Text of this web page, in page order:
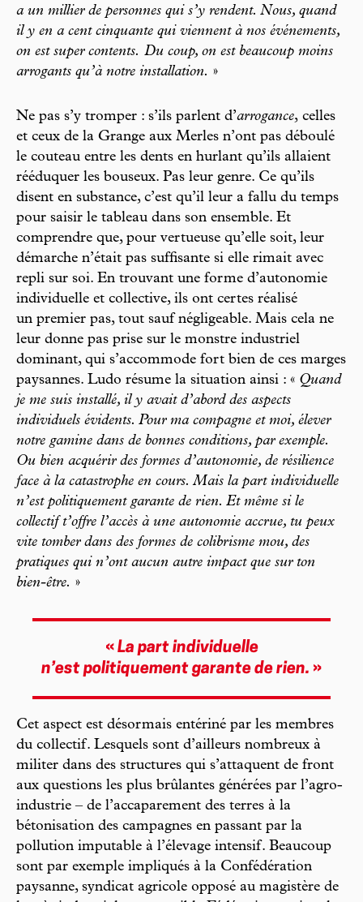
a un millier de personnes qui s’y rendent. Nous, quand
il y en a cent cinquante qui viennent à nos événements,
on est super contents. Du coup, on est beaucoup moins
arrogants qu’à notre installation. »
Ne pas s’y tromper : s’ils parlent d’arrogance, celles
et ceux de la Grange aux Merles n’ont pas déboulé
le couteau entre les dents en hurlant qu’ils allaient
rééduquer les bouseux. Pas leur genre. Ce qu’ils
disent en substance, c’est qu’il leur a fallu du temps
pour saisir le tableau dans son ensemble. Et
comprendre que, pour vertueuse qu’elle soit, leur
démarche n’était pas suffisante si elle rimait avec
repli sur soi. En trouvant une forme d’autonomie
individuelle et collective, ils ont certes réalisé
un premier pas, tout sauf négligeable. Mais cela ne
leur donne pas prise sur le monstre industriel
dominant, qui s’accommode fort bien de ces marges
paysannes. Ludo résume la situation ainsi : « Quand
je me suis installé, il y avait d’abord des aspects
individuels évidents. Pour ma compagne et moi, élever
notre gamine dans de bonnes conditions, par exemple.
Ou bien acquérir des formes d’autonomie, de résilience
face à la catastrophe en cours. Mais la part individuelle
n’est politiquement garante de rien. Et même si le
collectif t’offre l’accès à une autonomie accrue, tu peux
vite tomber dans des formes de colibrisme mou, des
pratiques qui n’ont aucun autre impact que sur ton
bien-être. »
« La part individuelle
n’est politiquement garante de rien. »
Cet aspect est désormais entériné par les membres
du collectif. Lesquels sont d’ailleurs nombreux à
militer dans des structures qui s’attaquent de front
aux questions les plus brûlantes générées par l’agro-
industrie – de l’accaparement des terres à la
bétonisation des campagnes en passant par la
pollution imputable à l’élevage intensif. Beaucoup
sont par exemple impliqués à la Confédération
paysanne, syndicat agricole opposé au magistère de